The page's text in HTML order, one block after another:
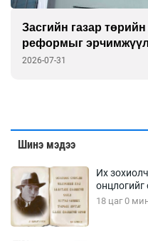
Засгийн газар
реформыг
Templeton”-той
2026-07-31
Шинэ мэдээ
Их
18 цаг 0